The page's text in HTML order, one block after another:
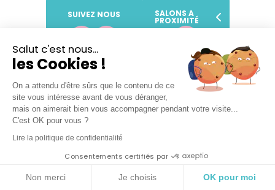
SUIVEZ NOUS SALONS A
PROXIMITÉ
SANS
RENDEZ-VOUS !
Prendre place dans la file d'attente
Mercredi
09h-18h
Salut c'est nous...
les Cookies !
On a attendu d'être sûrs que le contenu de ce
site vous intéresse avant de vous déranger,
mais on aimerait bien vous accompagner pendant votre visite...
C'est OK pour vous ?
Lire la politique de confidentialité
Consentements certifiés par
Non merci Je choisis OK pour moi